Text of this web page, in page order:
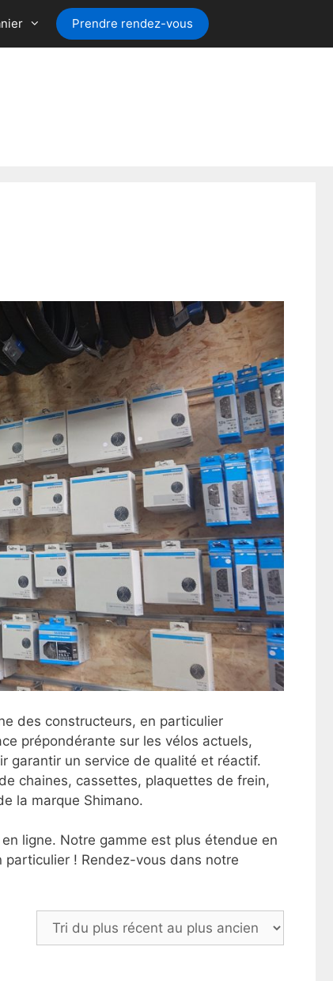
Prendre rendez-vous
des constructeurs, en particulier
prépondérante sur les vélos actuels,
garantir un service de qualité et réactif.
chaines, cassettes, plaquettes de frein,
la marque Shimano.
ligne. Notre gamme est plus étendue en
! Rendez-vous dans notre